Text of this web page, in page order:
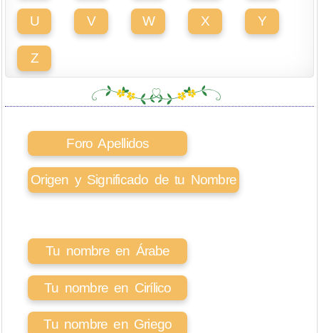
U V W X Y
Z
Foro Apellidos
Origen y Significado de tu Nombre
Tu nombre en Árabe
Tu nombre en Cirílico
Tu nombre en Griego